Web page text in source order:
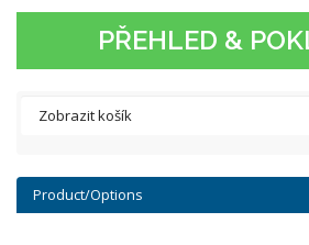
PŘEHLED &
Product/Options